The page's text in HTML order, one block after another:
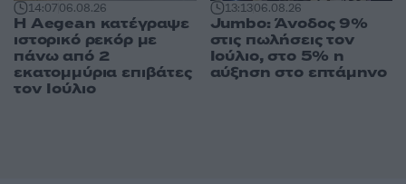
14:0706.08.26
Η Aegean κατέγραψε
ιστορικό ρεκόρ με
πάνω από 2
εκατομμύρια επιβάτες
τον Ιούλιο
13:1306.08.26
Jumbo: Άνοδος 9%
στις πωλήσεις τον
Ιούλιο, στο 5% η
αύξηση στο επτάμηνο